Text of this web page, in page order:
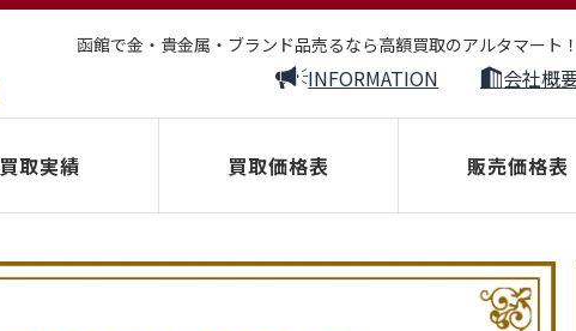
函館で金・貴金属・ブランド品売るなら高額買取のアルタマート！
INFORMATION 会社概
買取実績 買取価格表 販売価格表